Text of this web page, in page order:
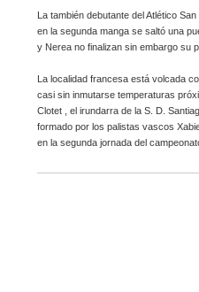
La también debutante del Atlético
en la segunda manga se saltó una
y Nerea no finalizan sin embargo su
La localidad francesa está volcada
casi sin inmutarse temperaturas
Clotet , el irundarra de la S. D.
formado por los palistas vascos
en la segunda jornada del